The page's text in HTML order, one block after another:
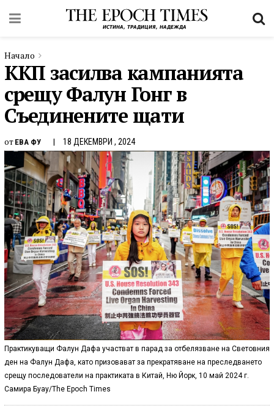
Начало
ККП засилва кампанията
срещу Фалун Гонг в
Съединените щати
от ЕВА ФУ 18 ДЕКЕМВРИ , 2024
Практикуващи Фалун Дафа участват в парад за отбелязване на Световния
ден на Фалун Дафа, като призовават за прекратяване на преследването
срещу последователи на практиката в Китай, Ню Йорк, 10 май 2024 г.
Самира Буау/The Epoch Times